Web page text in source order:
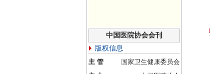
中国医院协会会刊
版权信息
主 管
国家卫生健康委员会